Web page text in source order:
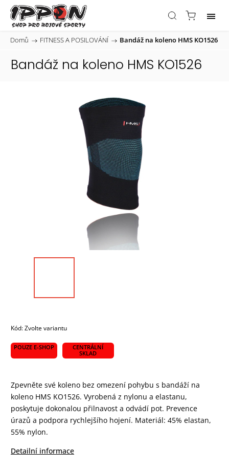
Domů / FITNESS A POSILOVÁNÍ / Bandáž na koleno HMS KO1526
Bandáž na koleno HMS KO1526
Kód:Zvolte variantu
POUZE E-SHOP
CENTRÁLNÍ
SKLAD
Zpevněte své koleno bez omezení pohybu s bandáží na
koleno HMS KO1526. Vyrobená z nylonu a elastanu,
poskytuje dokonalou přilnavost a odvádí pot. Prevence
úrazů a podpora rychlejšího hojení. Materiál: 45% elastan,
55% nylon.
Detailní informace